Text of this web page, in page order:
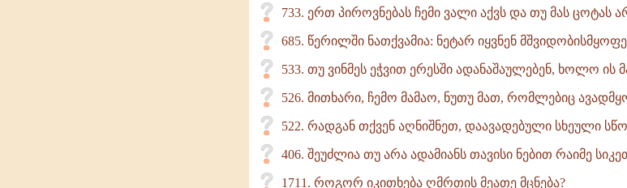
733. ერთ პიროვნებას ჩემი ვალი აქვს და თუ მას ცოტას
685. წერილში ნათქვამია: ნეტარ იყვნენ
533. თუ ვინმეს ეჭვით ერესში ადანაშაულებენ, ხოლო ის
526. მითხარი, ჩემო მამაო, ნუთუ მათ, რომლებიც
522. რადგან თქვენ აღნიშნეთ, დაავადებული სხეული
406. შეუძლია თუ არა ადამიანს თავისი ნებით რაიმე
1711. როგორ იკითხება ღმრთის მეათე მცნება?